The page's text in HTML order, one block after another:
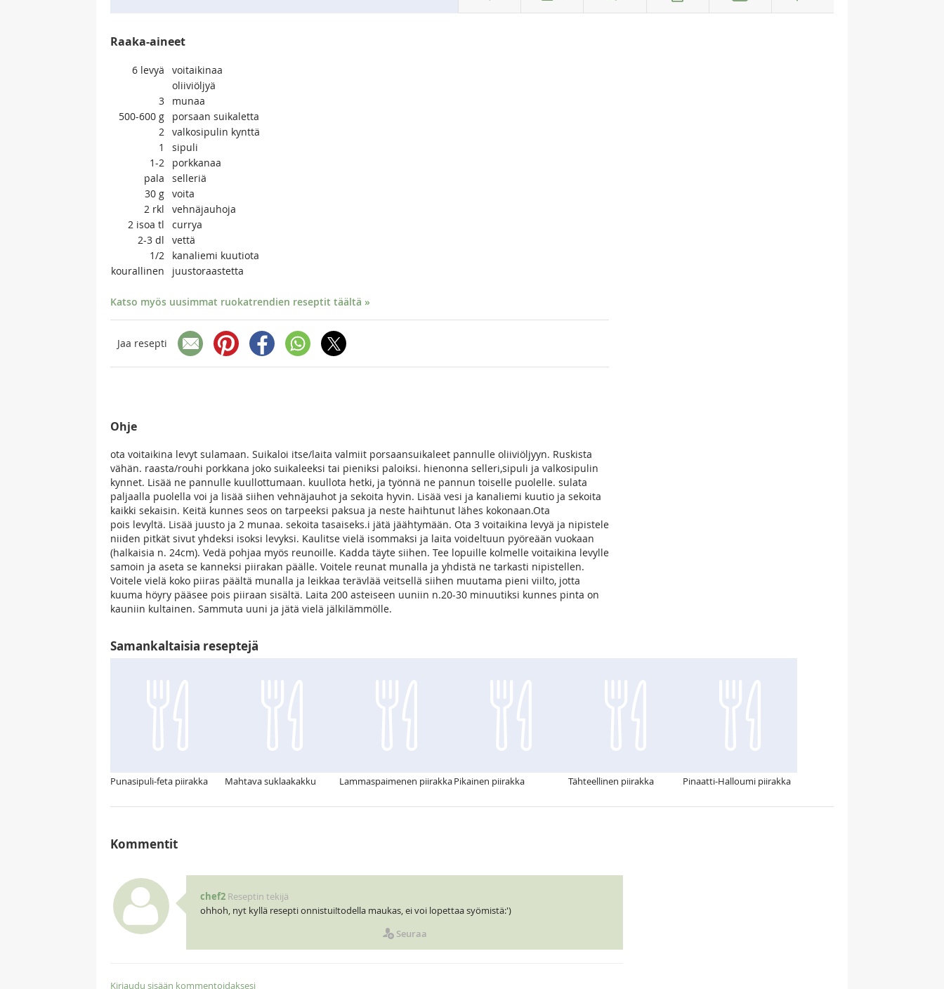
Raaka-aineet
6 levyä
voitaikinaa
oliiviöljyä
3
munaa
500-600 g
porsaan suikaletta
2
valkosipulin kynttä
1
sipuli
1-2
porkkanaa
pala
selleriä
30 g voita
2 rkl
vehnäjauhoja
2 isoa tl
currya
2-3 dl
vettä
1/2
kanaliemi kuutiota
kourallinen
juustoraastetta
Katso myös uusimmat ruokatrendien reseptit täältä »
Jaa resepti
Ohje
ota voitaikina levyt sulamaan. Suikaloi itse/laita valmiit porsaansuikaleet pannulle oliiviöljyyn. Ruskista
vähän. raasta/rouhi porkkana joko suikaleeksi tai pieniksi paloiksi. hienonna selleri,sipuli ja valkosipulin
kynnet. Lisää ne pannulle kuullottumaan. kuullota hetki, ja työnnä ne pannun toiselle puolelle. sulata
paljaalla puolella voi ja lisää siihen vehnäjauhot ja sekoita hyvin. Lisää vesi ja kanaliemi kuutio ja sekoita
kaikki sekaisin. Keitä kunnes seos on tarpeeksi paksua ja neste haihtunut lähes kokonaan.Ota
pois levyltä. Lisää juusto ja 2 munaa. sekoita tasaiseks.i jätä jäähtymään. Ota 3 voitaikina levyä ja nipistele
niiden pitkät sivut yhdeksi isoksi levyksi. Kaulitse vielä isommaksi ja laita voideltuun pyöreään vuokaan
(halkaisia n. 24cm). Vedä pohjaa myös reunoille. Kadda täyte siihen. Tee lopuille kolmelle voitaikina levylle
samoin ja aseta se kanneksi piirakan päälle. Voitele reunat munalla ja yhdistä ne tarkasti nipistellen.
Voitele vielä koko piiras päältä munalla ja leikkaa terävlää veitsellä siihen muutama pieni viilto, jotta
kuuma höyry pääsee pois piiraan sisältä. Laita 200 asteiseen uuniin n.20-30 minuutiksi kunnes pinta on
kauniin kultainen. Sammuta uuni ja jätä vielä jälkilämmölle.
Samankaltaisia reseptejä
Punasipuli-feta piirakka Mahtava suklaakakku Lammaspaimenen piirakkaPikainen piirakka Tähteellinen piirakka Pinaatti-Halloumi piirakka
Kommentit
chef2 Reseptin tekijä
ohhoh, nyt kyllä resepti onnistui!todella maukas, ei voi lopettaa syömistä:')
Seuraa
Kirjaudu sisään kommentoidaksesi